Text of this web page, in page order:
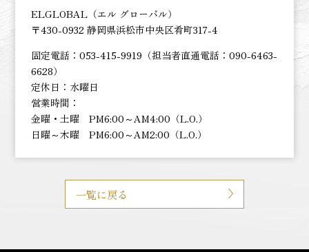
ELGLOBAL（エル グローバル）
〒430-0932 静岡県浜松市中央区肴町317-4
固定電話：053-415-9919（担当者直通電話：090-6463-
6628）
定休日：水曜日
営業時間：
金曜・土曜 PM6:00～AM4:00（L.O.）
日曜～木曜 PM6:00～AM2:00（L.O.）
一覧に戻る